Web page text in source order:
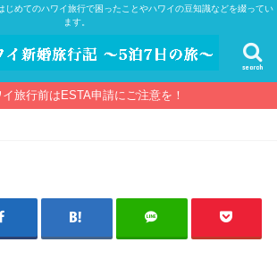
じめてのハワイ旅行で困ったことやハワイの豆知識などを綴ってい
ます。
search
イ旅行前はESTA申請にご注意を！